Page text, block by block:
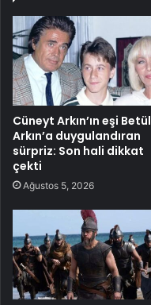
Cüneyt Arkın’ın eşi Betül
Arkın’a duygulandıran
sürpriz: Son hali dikkat
çekti
Ağustos 5, 2026